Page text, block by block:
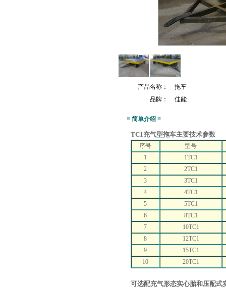
产品名称：
拖车
品牌：
佳能
≡ 简单介绍 ≡
TC1充气型拖车主要技术参数
序号
型号
1
1TC1
2
2TC1
3
3TC1
4
4TC1
5
5TC1
6
8TC1
7
10TC1
8
12TC1
9
15TC1
10
20TC1
可选配充气形态实心胎和压配式